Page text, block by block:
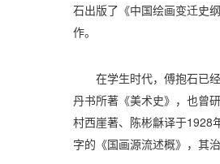
石出版了《中国绘画变迁史
作。
在学生时代，傅抱石已
丹书所著《美术史》，也曾
村西崖著、陈彬龢译于1928
字的《国画源流述概》，其